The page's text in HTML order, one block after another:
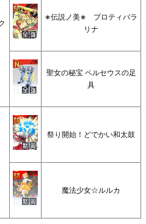
∗伝説ノ美∗ プロティバラ
リナ
聖女の秘宝 ペルセウスの足
具
祭り開始！どでかい和太鼓
魔法少女☆ルルカ